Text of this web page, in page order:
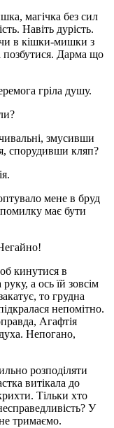
магічка без сил
Навіть дурість.
в кішки-мишки з
Дарма що
гріла душу.
змусивши
спорудивши кляп?
мене в бруд
має бути
кинутися в
а ось їй зовсім
то грудна
непомітно.
Агафтія
Непогано,
розподіляти
витікала до
Тільки хто
У
тримаємо.